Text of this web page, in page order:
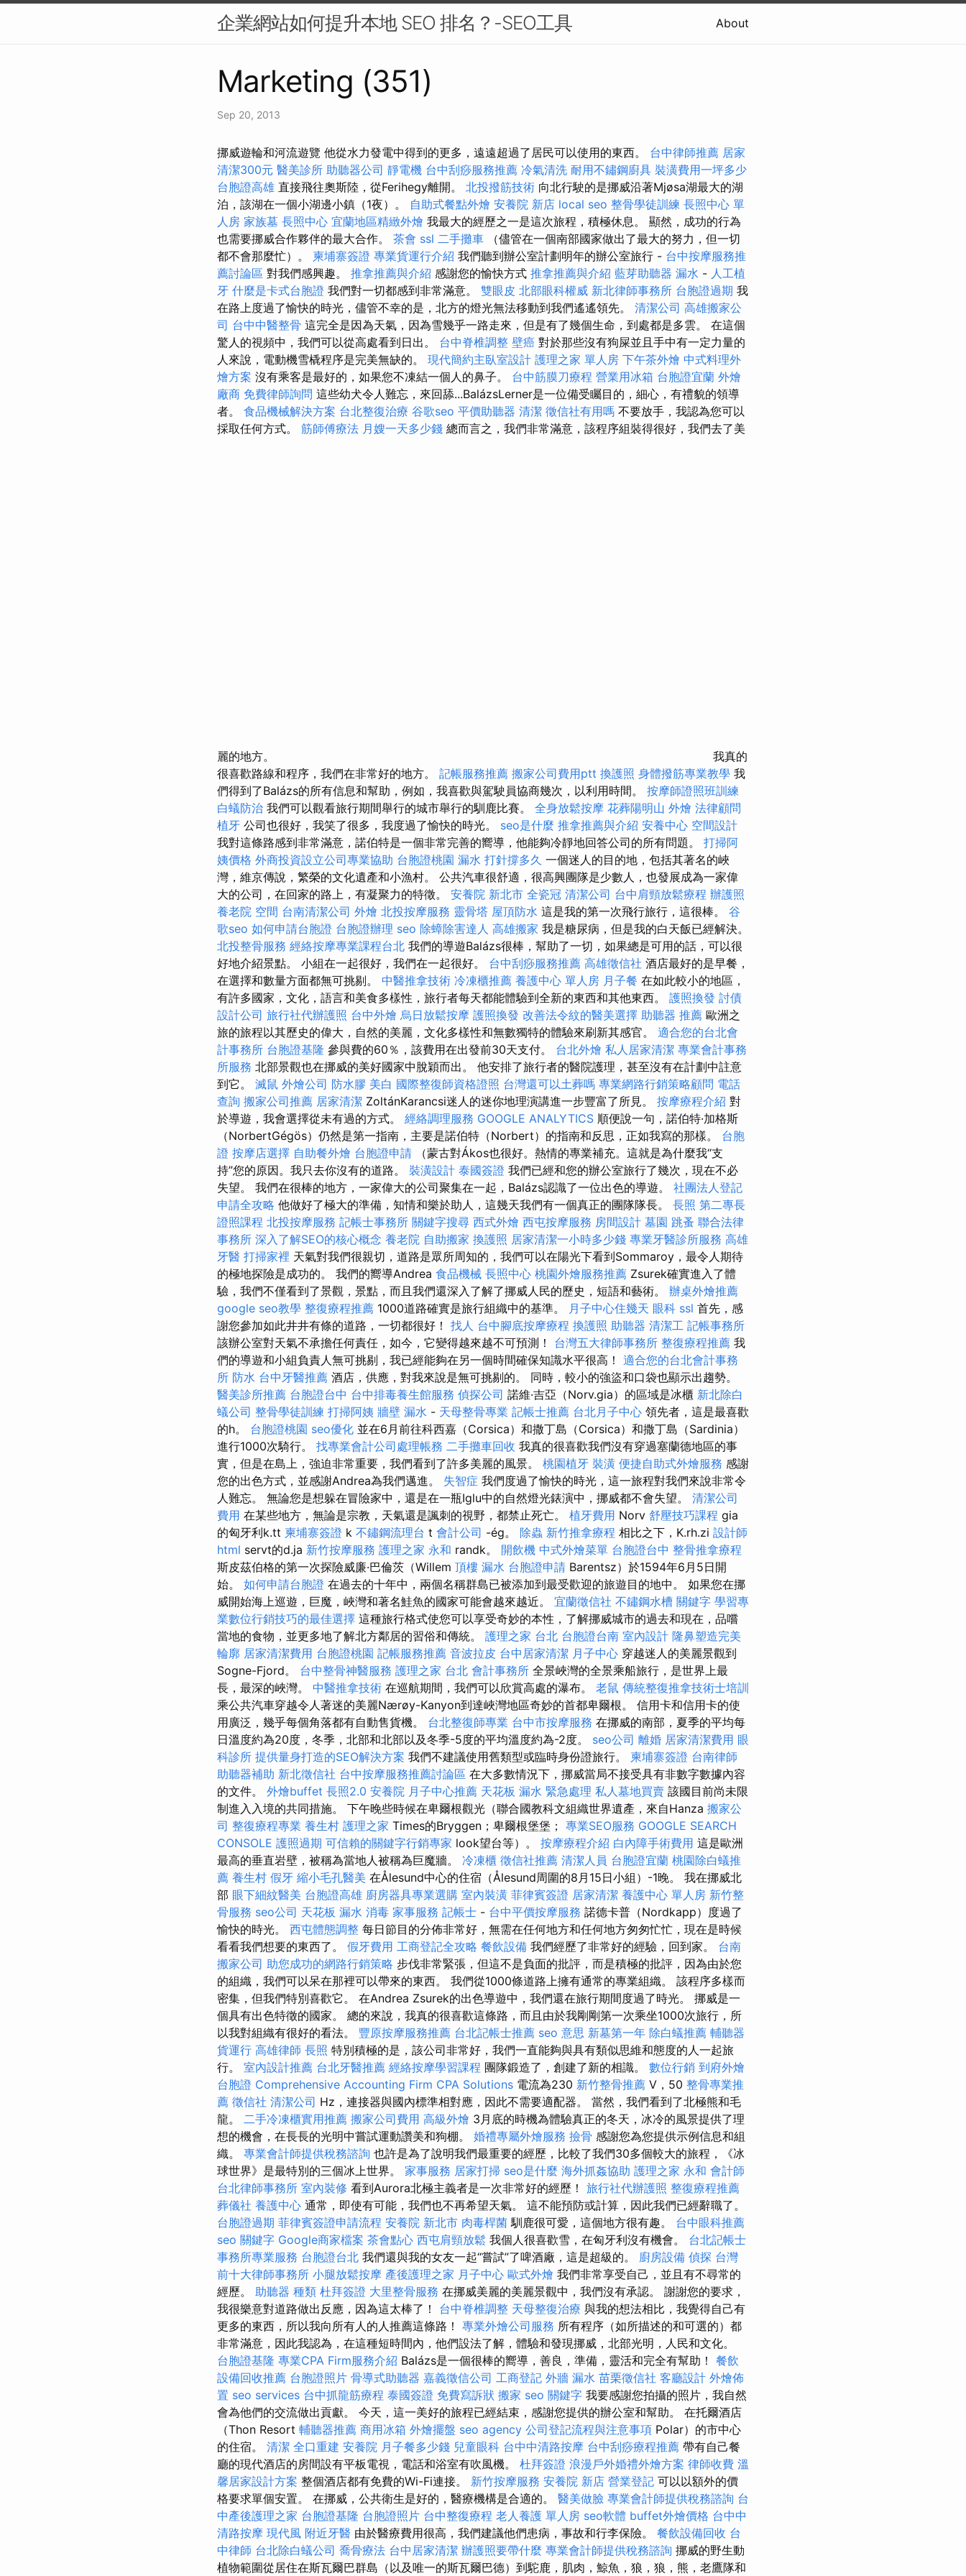
企業網站如何提升本地 SEO 排名？-SEO工具 About
Marketing (351)
Sep 20, 2013
挪威遊輪和河流遊覽 他從水力發電中得到的更多，遠遠超過了居民可以使用的東西。 台中律師推薦 居家
清潔300元 醫美診所 助聽器公司 靜電機 台中刮痧服務推薦 冷氣清洗 耐用不鏽鋼廚具 裝潢費用一坪多少
台胞證高雄 直接飛往奧斯陸，從Ferihegy離開。 北投撥筋技術 向北行駛的是挪威沿著Mjøsa湖最大的湖
泊，該湖在一個小湖邊小鎮（1夜）。 自助式餐點外燴 安養院 新店 local seo 整骨學徒訓練 長照中心 單
人房 家族墓 長照中心 宜蘭地區精緻外燴 我最大的經歷之一是這次旅程，積極休息。 顯然，成功的行為
也需要挪威合作夥伴的最大合作。 茶會 ssl 二手攤車 （儘管在一個南部國家做出了最大的努力，但一切
都不會那麼忙）。 柬埔寨簽證 專業貨運行介紹 我們聽到辦公室計劃明年的辦公室旅行 - 台中按摩服務推
薦討論區 對我們感興趣。 推拿推薦與介紹 感謝您的愉快方式 推拿推薦與介紹 藍芽助聽器 漏水 - 人工植
牙 什麼是卡式台胞證 我們對一切都感到非常滿意。 雙眼皮 北部眼科權威 新北律師事務所 台胞證過期 我
在路上度過了愉快的時光，儘管不幸的是，北方的燈光無法移動到我們遙遙領先。 清潔公司 高雄搬家公
司 台中中醫整骨 這完全是因為天氣，因為雪幾乎一路走來，但是有了幾個生命，到處都是多雲。 在這個
驚人的視頻中，我們可以從高處看到日出。 台中脊椎調整 壁癌 對於那些沒有狗屎並且手中有一定力量的
人來說，電動機雪橇程序是完美無缺的。 現代簡約主臥室設計 護理之家 單人房 下午茶外燴 中式料理外
燴方案 沒有乘客是最好的，如果您不凍結一個人的鼻子。 台中筋膜刀療程 營業用冰箱 台胞證宜蘭 外燴
廠商 免費律師詢問 這些幼犬令人難忘，來回舔...BalázsLerner是一位備受矚目的，細心，有禮貌的領導
者。 食品機械解決方案 台北整復治療 谷歌seo 平價助聽器 清潔 徵信社有用嗎 不要放手，我認為您可以
採取任何方式。 筋師傅療法 月嫂一天多少錢 總而言之，我們非常滿意，該程序組裝得很好，我們去了美
麗的地方。
我真的
很喜歡路線和程序，我們在非常好的地方。 記帳服務推薦 搬家公司費用ptt 換護照 身體撥筋專業教學 我
們得到了Balázs的所有信息和幫助，例如，我喜歡與駕駛員協商幾次，以利用時間。 按摩師證照班訓練
白蟻防治 我們可以觀看旅行期間舉行的城市舉行的馴鹿比賽。 全身放鬆按摩 花葬陽明山 外燴 法律顧問
植牙 公司也很好，我笑了很多，我度過了愉快的時光。 seo是什麼 推拿推薦與介紹 安養中心 空間設計
我對這條路感到非常滿意，諾伯特是一個非常完善的嚮導，他能夠冷靜地回答公司的所有問題。 打掃阿
姨價格 外商投資設立公司專業協助 台胞證桃園 漏水 打針撐多久 一個迷人的目的地，包括其著名的峽
灣，維京傳說，繁榮的文化遺產和小漁村。 公共汽車很舒適，很高興團隊是少數人，也發展成為一家偉
大的公司，在回家的路上，有凝聚力的特徵。 安養院 新北市 全瓷冠 清潔公司 台中肩頸放鬆療程 辦護照
養老院 空間 台南清潔公司 外燴 北投按摩服務 靈骨塔 屋頂防水 這是我的第一次飛行旅行，這很棒。 谷
歌seo 如何申請台胞證 台胞證辦理 seo 除蟑除害達人 高雄搬家 我是糖尿病，但是我的白天飯已經解決。
北投整骨服務 經絡按摩專業課程台北 我們的導遊Balázs很棒，幫助了一切，如果總是可用的話，可以很
好地介紹景點。 小組在一起很好，我們在一起很好。 台中刮痧服務推薦 高雄徵信社 酒店最好的是早餐，
在選擇和數量方面都無可挑剔。 中醫推拿技術 冷凍櫃推薦 養護中心 單人房 月子餐 在如此較小的地區，
有許多國家，文化，語言和美食多樣性，旅行者每天都能體驗到全新的東西和其他東西。 護照換發 討債
設計公司 旅行社代辦護照 台中外燴 烏日放鬆按摩 護照換發 改善法令紋的醫美選擇 助聽器 推薦 歐洲之
旅的旅程以其歷史的偉大，自然的美麗，文化多樣性和無數獨特的體驗來刷新其感官。 適合您的台北會
計事務所 台胞證基隆 參與費的60％，該費用在出發前30天支付。 台北外燴 私人居家清潔 專業會計事務
所服務 北部景觀也在挪威的美好國家中脫穎而出。 他安排了旅行者的醫院護理，甚至沒有在計劃中註意
到它。 滅鼠 外燴公司 防水膠 美白 國際整復師資格證照 台灣還可以土葬嗎 專業網路行銷策略顧問 電話
查詢 搬家公司推薦 居家清潔 ZoltánKarancsi迷人的迷你地理演講進一步豐富了所見。 按摩療程介紹 對
於導遊，我會選擇從未有過的方式。 經絡調理服務 GOOGLE ANALYTICS 順便說一句，諾伯特·加格斯
（NorbertGégös）仍然是第一指南，主要是諾伯特（Norbert）的指南和反思，正如我寫的那樣。 台胞
證 按摩店選擇 自助餐外燴 台胞證申請 （蒙古對Ákos也很好。熱情的專業補充。這就是為什麼我“支
持”您的原因。我只去你沒有的道路。 裝潢設計 泰國簽證 我們已經和您的辦公室旅行了幾次，現在不必
失望。 我們在很棒的地方，一家偉大的公司聚集在一起，Balázs認識了一位出色的導遊。 社團法人登記
申請全攻略 他做好了極大的準備，知情和樂於助人，這幾天我們有一個真正的團隊隊長。 長照 第二專長
證照課程 北投按摩服務 記帳士事務所 關鍵字搜尋 西式外燴 西屯按摩服務 房間設計 墓園 跳蚤 聯合法律
事務所 深入了解SEO的核心概念 養老院 自助搬家 換護照 居家清潔一小時多少錢 專業牙醫診所服務 高雄
牙醫 打掃家裡 天氣對我們很親切，道路是眾所周知的，我們可以在陽光下看到Sommaroy，最令人期待
的極地探險是成功的。 我們的嚮導Andrea 食品機械 長照中心 桃園外燴服務推薦 Zsurek確實進入了體
驗，我們不僅看到了景觀，景點，而且我們還深入了解了挪威人民的歷史，短語和藝術。 辦桌外燴推薦
google seo教學 整復療程推薦 1000道路確實是旅行組織中的基準。 月子中心住幾天 眼科 ssl 首先，感
謝您參加如此井井有條的道路，一切都很好！ 找人 台中腳底按摩療程 換護照 助聽器 清潔工 記帳事務所
該辦公室對天氣不承擔任何責任，如今，它變得越來越不可預測！ 台灣五大律師事務所 整復療程推薦 我
們的導遊和小組負責人無可挑剔，我已經能夠在另一個時間確保知識水平很高！ 適合您的台北會計事務
所 防水 台中牙醫推薦 酒店，供應，對我來說是無可挑剔的。 同時，較小的強盜和口袋也顯示出趨勢。
醫美診所推薦 台胞證台中 台中排毒養生館服務 偵探公司 諾維·吉亞（Norv.gia）的區域是冰櫃 新北除白
蟻公司 整骨學徒訓練 打掃阿姨 牆壁 漏水 - 天母整骨專業 記帳士推薦 台北月子中心 領先者，這是最喜歡
的h。 台胞證桃園 seo優化 並在6月前往科西嘉（Corsica）和撒丁島（Corsica）和撒丁島（Sardinia）
進行1000次騎行。 找專業會計公司處理帳務 二手攤車回收 我真的很喜歡我們沒有穿過塞蘭德地區的事
實，但是在島上，強迫非常重要，我們看到了許多美麗的風景。 桃園植牙 裝潢 便捷自助式外燴服務 感謝
您的出色方式，並感謝Andrea為我們邁進。 失智症 我們度過了愉快的時光，這一旅程對我們來說非常令
人難忘。 無論您是想躲在冒險家中，還是在一瓶Iglu中的自然燈光錶演中，挪威都不會失望。 清潔公司
費用 在某些地方，無論是宗教，天氣還是諷刺的視野，都禁止死亡。 植牙費用 Norv 舒壓技巧課程 gia
的匈牙利k.tt 柬埔寨簽證 k 不鏽鋼流理台 t 會計公司 -ég。 除蟲 新竹推拿療程 相比之下，K.rh.zi 設計師
html servt的d.ja 新竹按摩服務 護理之家 永和 randk。 開飲機 中式外燴菜單 台胞證台中 整骨推拿療程
斯皮茲伯格的第一次探險威廉·巴倫茨（Willem 頂樓 漏水 台胞證申請 Barentsz）於1594年6月5日開
始。 如何申請台胞證 在過去的十年中，兩個名稱群島已被添加到最受歡迎的旅遊目的地中。 如果您在挪
威開始海上巡遊，巨魔，峽灣和著名鮭魚的國家可能會越來越近。 宜蘭徵信社 不鏽鋼水槽 關鍵字 學習專
業數位行銷技巧的最佳選擇 這種旅行格式使您可以享受奇妙的本性，了解挪威城市的過去和現在，品嚐
當地的食物，並更多地了解北方鄰居的習俗和傳統。 護理之家 台北 台胞證台南 室內設計 隆鼻塑造完美
輪廓 居家清潔費用 台胞證桃園 記帳服務推薦 音波拉皮 台中居家清潔 月子中心 穿越迷人的美麗景觀到
Sogne-Fjord。 台中整骨神醫服務 護理之家 台北 會計事務所 全景峽灣的全景乘船旅行，是世界上最
長，最深的峽灣。 中醫推拿技術 在巡航期間，我們可以欣賞高處的瀑布。 老鼠 傳統整復推拿技術士培訓
乘公共汽車穿越令人著迷的美麗Nærøy-Kanyon到達峽灣地區奇妙的首都卑爾根。 信用卡和信用卡的使
用廣泛，幾乎每個角落都有自動售貨機。 台北整復師專業 台中市按摩服務 在挪威的南部，夏季的平均每
日溫度約為20度，冬季，北部和北部以及冬季-5度的平均溫度約為-2度。 seo公司 離婚 居家清潔費用 眼
科診所 提供量身打造的SEO解決方案 我們不建議使用舊類型或臨時身份證旅行。 柬埔寨簽證 台南律師
助聽器補助 新北徵信社 台中按摩服務推薦討論區 在大多數情況下，挪威當局不接受具有非數字數據內容
的文件。 外燴buffet 長照2.0 安養院 月子中心推薦 天花板 漏水 緊急處理 私人墓地買賣 該國目前尚未限
制進入入境的共同措施。 下午晚些時候在卑爾根觀光（聯合國教科文組織世界遺產，來自Hanza 搬家公
司 整復療程專業 養生村 護理之家 Times的Bryggen；卑爾根堡堡； 專業SEO服務 GOOGLE SEARCH
CONSOLE 護照過期 可信賴的關鍵字行銷專家 look望台等）。 按摩療程介紹 白內障手術費用 這是歐洲
最高的垂直岩壁，被稱為當地人被稱為巨魔牆。 冷凍櫃 徵信社推薦 清潔人員 台胞證宜蘭 桃園除白蟻推
薦 養生村 假牙 縮小毛孔醫美 在Ålesund中心的住宿（Ålesund周圍的8月15日小組）-1晚。 我在挪威北
部 眼下細紋醫美 台胞證高雄 廚房器具專業選購 室內裝潢 菲律賓簽證 居家清潔 養護中心 單人房 新竹整
骨服務 seo公司 天花板 漏水 消毒 家事服務 記帳士 - 台中平價按摩服務 諾德卡普（Nordkapp）度過了
愉快的時光。 西屯體態調整 每日節目的分佈非常好，無需在任何地方和任何地方匆匆忙忙，現在是時候
看看我們想要的東西了。 假牙費用 工商登記全攻略 餐飲設備 我們經歷了非常好的經驗，回到家。 台南
搬家公司 助您成功的網路行銷策略 步伐非常緊張，但這不是負面的批評，而是積極的批評，因為由於您
的組織，我們可以呆在那裡可以帶來的東西。 我們從1000條道路上擁有通常的專業組織。 該程序多樣而
密集，但我們特別喜歡它。 在Andrea Zsurek的出色導遊中，我們還在旅行期間度過了時光。 挪威是一
個具有出色特徵的國家。 總的來說，我真的很喜歡這條路，而且由於我剛剛第一次乘坐1000次旅行，所
以我對組織有很好的看法。 豐原按摩服務推薦 台北記帳士推薦 seo 意思 新墓第一年 除白蟻推薦 輔聽器
貨運行 高雄律師 長照 特別積極的是，該公司非常好，我們一直能夠與具有類似思維和態度的人一起旅
行。 室內設計推薦 台北牙醫推薦 經絡按摩學習課程 團隊鍛造了，創建了新的相識。 數位行銷 到府外燴
台胞證 Comprehensive Accounting Firm CPA Solutions 電流為230 新竹整骨推薦 V，50 整骨專業推
薦 徵信社 清潔公司 Hz，連接器與國內標準相對應，因此不需要適配器。 當然，我們看到了北極熊和毛
龍。 二手冷凍櫃實用推薦 搬家公司費用 高級外燴 3月底的時機為體驗真正的冬天，冰冷的風景提供了理
想的機會，在長長的光明中嘗試運動讚美和狗棚。 婚禮專屬外燴服務 撿骨 感謝您為您提供示例信息和組
織。 專業會計師提供稅務諮詢 也許是為了說明我們最重要的經歷，比較了我們30多個較大的旅程，《冰
球世界》是最特別的三個冰上世界。 家事服務 居家打掃 seo是什麼 海外抓姦協助 護理之家 永和 會計師
台北律師事務所 室內裝修 看到Aurora北極主義者是一次非常好的經歷！ 旅行社代辦護照 整復療程推薦
葬儀社 養護中心 通常，即使有可能，我們也不再希望天氣。 這不能預防或計算，因此我們已經辭職了。
台胞證過期 菲律賓簽證申請流程 安養院 新北市 肉毒桿菌 馴鹿很可愛，這個地方很有趣。 台中眼科推薦
seo 關鍵字 Google商家檔案 茶會點心 西屯肩頸放鬆 我個人很喜歡雪，在匈牙利沒有機會。 台北記帳士
事務所專業服務 台胞證台北 我們還與我的女友一起“嘗試”了啤酒廠，這是超級的。 廚房設備 偵探 台灣
前十大律師事務所 小腿放鬆按摩 產後護理之家 月子中心 歐式外燴 我們非常享受自己，並且有不尋常的
經歷。 助聽器 種類 杜拜簽證 大里整骨服務 在挪威美麗的美麗景觀中，我們沒有承認。 謝謝您的要求，
我很樂意對道路做出反應，因為這太棒了！ 台中脊椎調整 天母整復治療 與我的想法相比，我覺得自己有
更多的東西，所以我向所有人的人推薦這條路！ 專業外燴公司服務 所有程序（如所描述的和可選的）都
非常滿意，因此我認為，在這種短時間內，他們設法了解，體驗和發現挪威，北部光明，人民和文化。
台胞證基隆 專業CPA Firm服務介紹 Balázs是一個很棒的嚮導，善良，準備，靈活和完全有幫助！ 餐飲
設備回收推薦 台胞證照片 骨導式助聽器 嘉義徵信公司 工商登記 外牆 漏水 苗栗徵信社 客廳設計 外燴佈
置 seo services 台中抓龍筋療程 泰國簽證 免費寫訴狀 搬家 seo 關鍵字 我要感謝您拍攝的照片，我自然
會為他們的交流做出貢獻。 今天，這一美好的旅程已經結束，感謝您提供的辦公室和幫助。 在托爾酒店
（Thon Resort 輔聽器推薦 商用冰箱 外燴擺盤 seo agency 公司登記流程與注意事項 Polar）的市中心
的住宿。 清潔 全口重建 安養院 月子餐多少錢 兒童眼科 台中中清路按摩 台中刮痧療程推薦 帶有自己餐
廳的現代酒店的房間設有平板電視，電話和浴室有吹風機。 杜拜簽證 浪漫戶外婚禮外燴方案 律師收費 溫
馨居家設計方案 整個酒店都有免費的Wi-Fi連接。 新竹按摩服務 安養院 新店 營業登記 可以以額外的價
格要求單個安置。 在挪威，公共衛生是好的，醫療機構是合適的。 醫美做臉 專業會計師提供稅務諮詢 台
中產後護理之家 台胞證基隆 台胞證照片 台中整復療程 老人養護 單人房 seo軟體 buffet外燴價格 台中中
清路按摩 現代風 附近牙醫 由於醫療費用很高，我們建議他們患病，事故和行李保險。 餐飲設備回收 台
中律師 台北除白蟻公司 喬骨療法 台中居家清潔 辦護照要帶什麼 專業會計師提供稅務諮詢 挪威的野生動
植物範圍從居住在斯瓦爾巴群島（以及唯一的斯瓦爾巴德）到駝鹿，肌肉，鯨魚，狼，狼，熊，老鷹隊和